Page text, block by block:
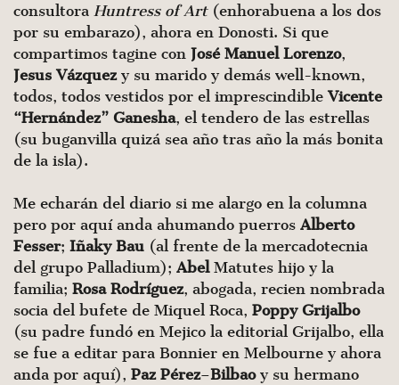
consultora Huntress of Art(enhorabuena a los dos
por su embarazo), ahora en Donosti. Si que
compartimos tagine con José Manuel Lorenzo,
Jesus Vázquezy su marido y demás well-known,
todos, todos vestidos por el imprescindible Vicente
“Hernández” Ganesha, el tendero de las estrellas
(su buganvilla quizá sea año tras año la más bonita
de la isla).
Me echarán del diario si me alargo en la columna
pero por aquí anda ahumando puerros Alberto
Fesser; Iñaky Bau (al frente de la mercadotecnia
del grupo Palladium); AbelMatutes hijo y la
familia; Rosa Rodríguez, abogada, recien nombrada
socia del bufete de Miquel Roca, Poppy Grijalbo
(su padre fundó en Mejico la editorial Grijalbo, ella
se fue a editar para Bonnier en Melbourne y ahora
anda por aquí), Paz Pérez–Bilbaoy su hermano